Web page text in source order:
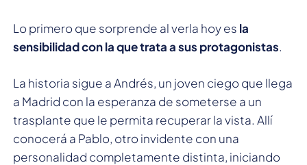
Lo primero que sorprende al verla hoy es la
sensibilidad con la que trata a sus protagonistas.
La historia sigue a Andrés, un joven ciego que llega
a Madrid con la esperanza de someterse a un
trasplante que le permita recuperar la vista. Allí
conocerá a Pablo, otro invidente con una
personalidad completamente distinta, iniciando